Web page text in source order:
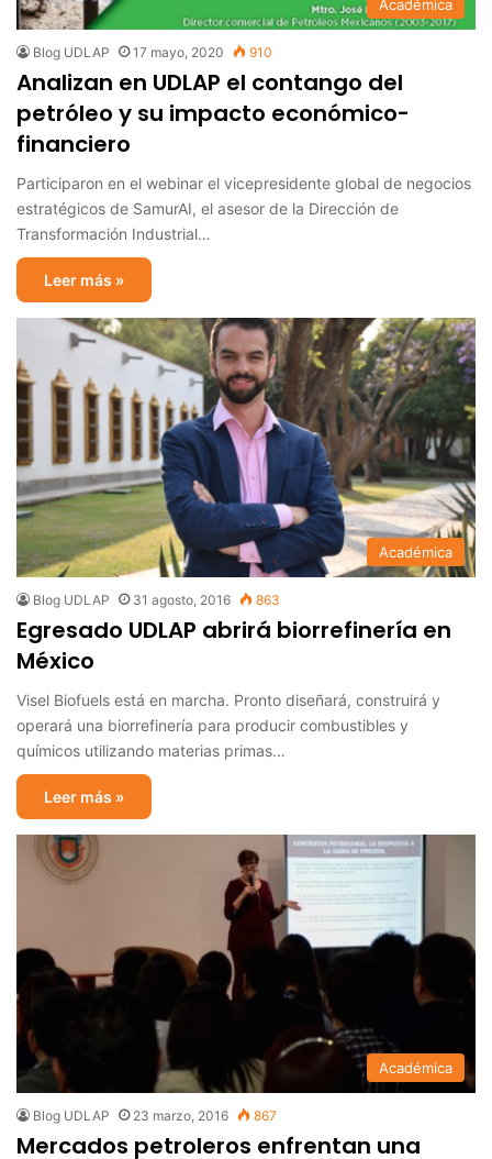
Académica
Blog UDLAP 17 mayo, 2020 910
Analizan en UDLAP el contango del
petróleo y su impacto económico-
financiero
Participaron en el webinar el vicepresidente global de negocios
estratégicos de SamurAI, el asesor de la Dirección de
Transformación Industrial…
Leer más »
Académica
Blog UDLAP 31 agosto, 2016 863
Egresado UDLAP abrirá biorrefinería en
México
Visel Biofuels está en marcha. Pronto diseñará, construirá y
operará una biorrefinería para producir combustibles y
químicos utilizando materias primas…
Leer más »
Académica
Blog UDLAP 23 marzo, 2016 867
Mercados petroleros enfrentan una